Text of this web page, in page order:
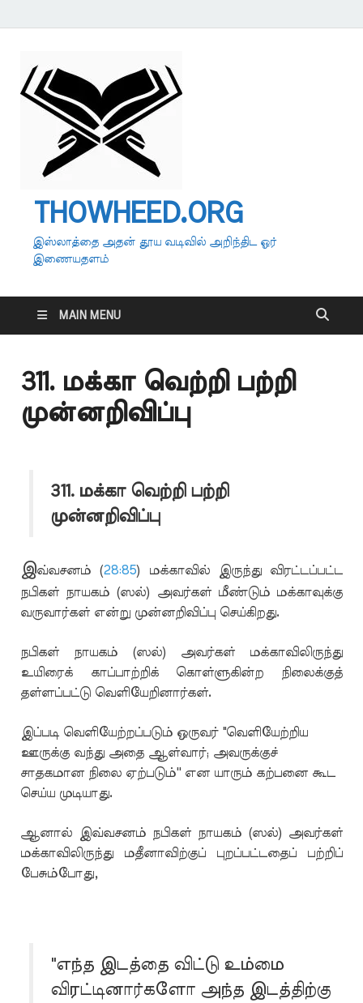
THOWHEED.ORG
இஸ்லாத்தை அதன் தூய வடிவில் அறிந்திட ஓர்
இணையதளம்
MAIN MENU
311. மக்கா வெற்றி பற்றி
முன்னறிவிப்பு
311. மக்கா வெற்றி பற்றி
முன்னறிவிப்பு
இவ்வசனம் (28:85) மக்காவில் இருந்து விரட்டப்பட்ட
நபிகள் நாயகம் (ஸல்) அவர்கள் மீண்டும் மக்காவுக்கு
வருவார்கள் என்று முன்னறிவிப்பு செய்கிறது.
நபிகள் நாயகம் (ஸல்) அவர்கள் மக்காவிலிருந்து
உயிரைக் காப்பாற்றிக் கொள்ளுகின்ற நிலைக்குத்
தள்ளப்பட்டு வெளியேறினார்கள்.
இப்படி வெளியேற்றப்படும் ஒருவர் "வெளியேற்றிய
ஊருக்கு வந்து அதை ஆள்வார்; அவருக்குச்
சாதகமான நிலை ஏற்படும்'' என யாரும் கற்பனை கூட
செய்ய முடியாது.
ஆனால் இவ்வசனம் நபிகள் நாயகம் (ஸல்) அவர்கள்
மக்காவிலிருந்து மதீனாவிற்குப் புறப்பட்டதைப் பற்றிப்
பேசும்போது,
"எந்த இடத்தை விட்டு உம்மை
விரட்டினார்களோ அந்த இடத்திற்கு